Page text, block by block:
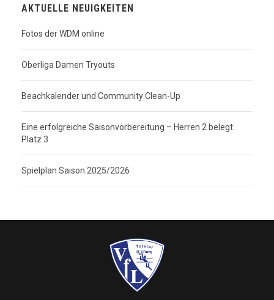
AKTUELLE NEUIGKEITEN
Fotos der WDM online
Oberliga Damen Tryouts
Beachkalender und Community Clean-Up
Eine erfolgreiche Saisonvorbereitung – Herren 2 belegt
Platz 3
Spielplan Saison 2025/2026